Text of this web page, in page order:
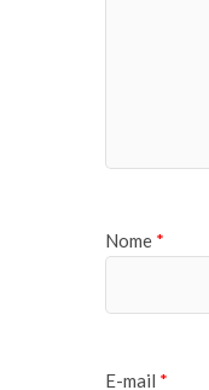
Nome *
E-mail *